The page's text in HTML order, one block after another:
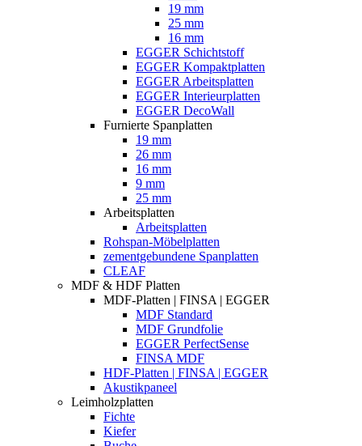
19 mm
25 mm
16 mm
EGGER Schichtstoff
EGGER Kompaktplatten
EGGER Arbeitsplatten
EGGER Interieurplatten
EGGER DecoWall
Furnierte Spanplatten
19 mm
26 mm
16 mm
9 mm
25 mm
Arbeitsplatten
Arbeitsplatten
Rohspan-Möbelplatten
zementgebundene Spanplatten
CLEAF
MDF & HDF Platten
MDF-Platten | FINSA | EGGER
MDF Standard
MDF Grundfolie
EGGER PerfectSense
FINSA MDF
HDF-Platten | FINSA | EGGER
Akustikpaneel
Leimholzplatten
Fichte
Kiefer